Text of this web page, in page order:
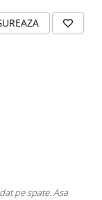
pe spate. Asa